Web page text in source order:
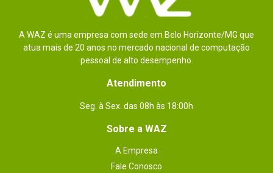
A WAZ é uma empresa com sede em Belo Horizonte/MG que
atua mais de 20 anos no mercado nacional de computação
pessoal de alto desempenho.
Atendimento
Seg. à Sex. das 08h às 18:00h
Sobre a WAZ
A Empresa
Fale Conosco